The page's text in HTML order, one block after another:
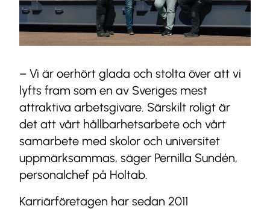
– Vi är oerhört glada och stolta över att vi
lyfts fram som en av Sveriges mest
attraktiva arbetsgivare. Särskilt roligt är
det att vårt hållbarhetsarbete och vårt
samarbete med skolor och universitet
uppmärksammas, säger Pernilla Sundén,
personalchef på Holtab.
Karriärföretagen har sedan 2011